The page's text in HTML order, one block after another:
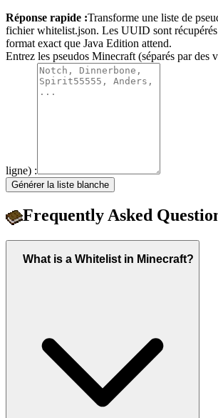
Réponse rapide :Transforme une liste de
fichier whitelist.json. Les UUID sont
format exact que Java Edition attend.
Entrez les pseudos Minecraft (séparés par des
ligne) :
Générer la liste blanche
Frequently Asked
What is a Whitelist in Minecraft?